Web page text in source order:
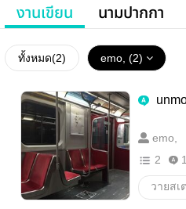
งานเขียน นามปากกา
ทั้งหมด(2) emo, (2)
emo,
2
วายสเ